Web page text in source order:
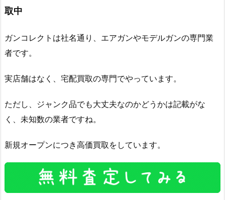
取中
ガンコレクトは社名通り、エアガンやモデルガンの専門業
者です。
実店舗はなく、宅配買取の専門でやっています。
ただし、ジャンク品でも大丈夫なのかどうかは記載がな
く、未知数の業者ですね。
新規オープンにつき高価買取をしています。